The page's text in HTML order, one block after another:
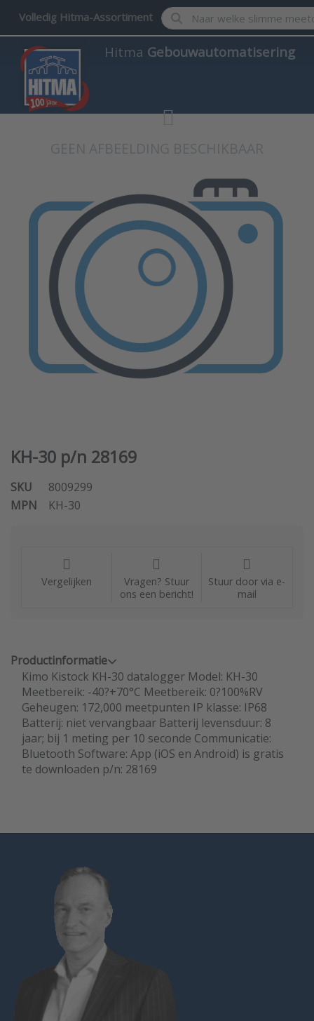
Volledig Hitma-Assortiment Enter a search term.
Hitma Gebouwautomatisering
KH-30 p/n 28169
SKU
8009299
MPN
KH-30
Vergelijken
Vragen? Stuur
ons een bericht!
Stuur door via e-
mail
Productinformatie
Kimo Kistock KH-30 datalogger Model: KH-30
Meetbereik: -40?+70°C Meetbereik: 0?100%RV
Geheugen: 172,000 meetpunten IP klasse: IP68
Batterij: niet vervangbaar Batterij levensduur: 8
jaar; bij 1 meting per 10 seconde Communicatie:
Bluetooth Software: App (iOS en Android) is gratis
te downloaden p/n: 28169